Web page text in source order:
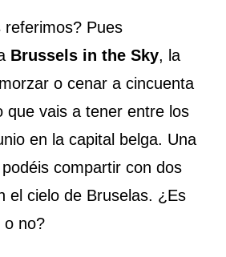
Pues
Brussels in the Sky, la
o cenar a cincuenta
que vais a tener entre los
en la capital belga. Una
compartir con dos
el cielo de Bruselas. ¿Es
o no?